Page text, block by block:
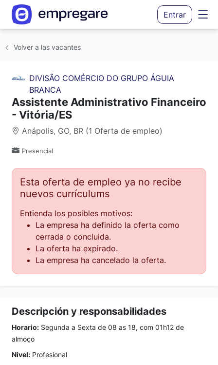
Entrar
Volver a las vacantes
DIVISÃO COMÉRCIO DO GRUPO ÁGUIA
BRANCA
Assistente Administrativo Financeiro
- Vitória/ES
Anápolis, GO, BR (1 Oferta de empleo)
Presencial
Esta oferta de empleo ya no recibe
nuevos currículums
Entienda los posibles motivos:
La empresa ha definido la oferta como
cerrada o concluida.
La oferta ha expirado.
La empresa ha cancelado la oferta.
Descripción y responsabilidades
Horario: Segunda a Sexta de 08 as 18, com 01h12 de
almoço
Nivel: Profesional